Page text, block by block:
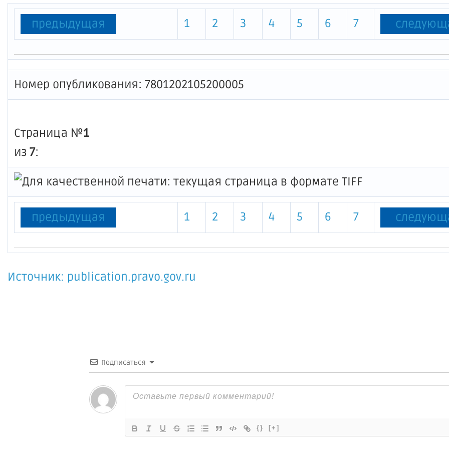
предыдущая 1 2 3 4 5 6 7
Номер опубликования: 7801202105200005
Страница №1
из 7:
предыдущая 1 2 3 4 5 6 7
Источник: publication.pravo.gov.ru
Подписаться
{} [+]